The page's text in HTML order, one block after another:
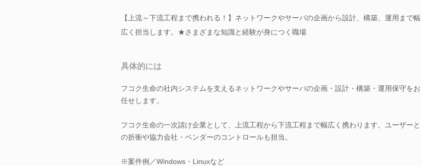
【上流～下流工程まで携われる！】ネットワークやサーバの企画から設計、構築、運用まで幅
広く担当します。★さまざまな知識と経験が身につく職場
具体的には
フコク生命の社内システムを支えるネットワークやサーバの企画・設計・構築・運用保守をお
任せします。
フコク生命の一次請け企業として、上流工程から下流工程まで幅広く携わります。ユーザーと
の折衝や協力会社・ベンダーのコントロールも担当。
※案件例／Windows・Linuxなど